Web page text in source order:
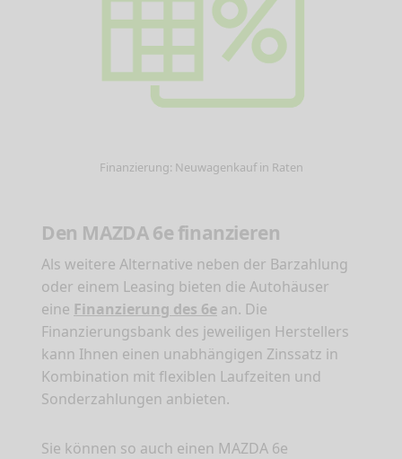
Finanzierung: Neuwagenkauf in Raten
Den MAZDA 6e finanzieren
Als weitere Alternative neben der Barzahlung
oder einem Leasing bieten die Autohäuser
eine Finanzierung des 6e an. Die
Finanzierungsbank des jeweiligen Herstellers
kann Ihnen einen unabhängigen Zinssatz in
Kombination mit flexiblen Laufzeiten und
Sonderzahlungen anbieten.
Sie können so auch einen MAZDA 6e